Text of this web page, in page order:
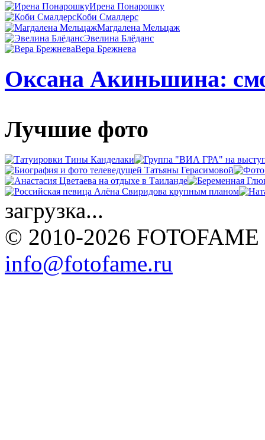
Ирена Понарошку
Коби Смалдерс
Магдалена Мельцаж
Эвелина Блёданс
Вера Брежнева
Оксана Акиньшина:
Лучшие фото
загрузка...
© 2010-2026 FOTOFAME
info@fotofame.ru